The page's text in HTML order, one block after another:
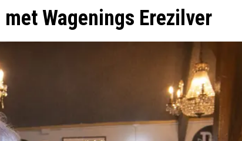
Wagenings Erezilver